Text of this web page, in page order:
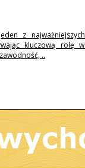
z
kluczową rolę w
..